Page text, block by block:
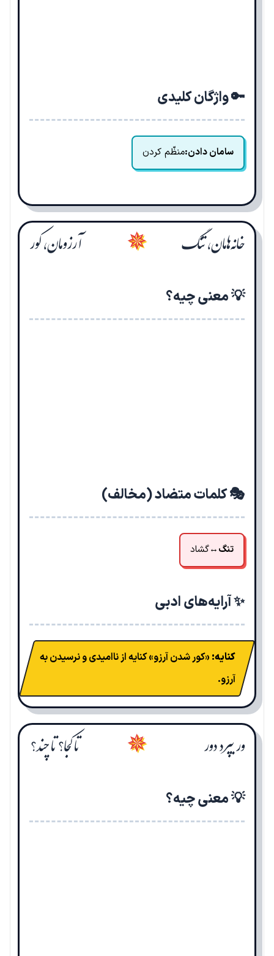
🔑 واژگان کلیدی
سامان دادن:منظّم کردن
خانه‌هامان، تنگ ✵ آرزومان، کور
💡 معنی چیه؟
🎭 کلمات متضاد (مخالف)
تنگ↔گشاد
✨ آرایه‌های ادبی
کنایه: «کور شدن آرزو» کنایه از ناامیدی و نرسیدن به
آرزو.
ور بپرد دور ✵ تا کجا؟ تا چند؟
💡 معنی چیه؟